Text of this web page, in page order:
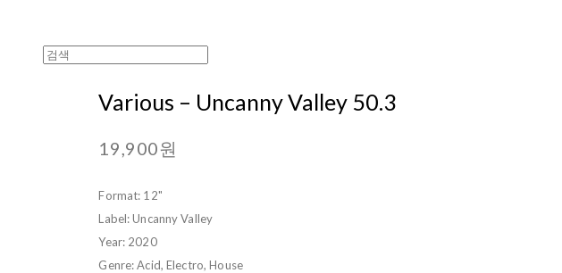
Various ‎– Uncanny Valley 50.3
19,900원
Format: 12"
Label: Uncanny Valley
Year: 2020
Genre: Acid, Electro, House